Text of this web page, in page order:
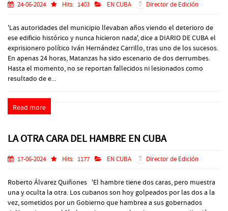
24-06-2024 Hits: 1403 EN CUBA Director de Edición
'Las autoridades del municipio llevaban años viendo el deterioro de
ese edificio histórico y nunca hicieron nada', dice a DIARIO DE CUBA el
exprisionero político Iván Hernández Carrillo, tras uno de los sucesos.
En apenas 24 horas, Matanzas ha sido escenario de dos derrumbes.
Hasta el momento, no se reportan fallecidos ni lesionados como
resultado de e...
Read more
LA OTRA CARA DEL HAMBRE EN CUBA
17-06-2024 Hits: 1177 EN CUBA Director de Edición
Roberto Álvarez Quiñones 'El hambre tiene dos caras, pero muestra
una y oculta la otra. Los cubanos son hoy golpeados por las dos a la
vez, sometidos por un Gobierno que hambrea a sus gobernados